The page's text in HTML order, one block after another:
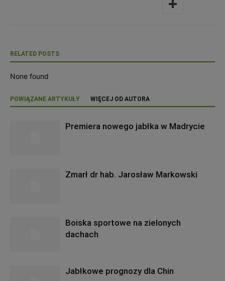
RELATED POSTS
None found
POWIĄZANE ARTYKUŁY WIĘCEJ OD AUTORA
Premiera nowego jabłka w Madrycie
Zmarł dr hab. Jarosław Markowski
Boiska sportowe na zielonych
dachach
Jabłkowe prognozy dla Chin